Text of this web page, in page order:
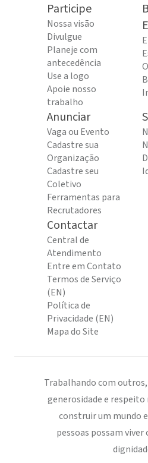
Participe
Nossa visão
Divulgue
Planeje com
antecedência
Use a logo
Apoie nosso
trabalho
Anunciar
Vaga ou Evento
Cadastre sua
Organização
Cadastre seu
Coletivo
Ferramentas para
Recrutadores
Contactar
Central de
Atendimento
Entre em Contato
Termos de Serviço
(EN)
Política de
Privacidade (EN)
Mapa do Site
Trabalhando com
generosidade e
construir um mundo
pessoas possam viver